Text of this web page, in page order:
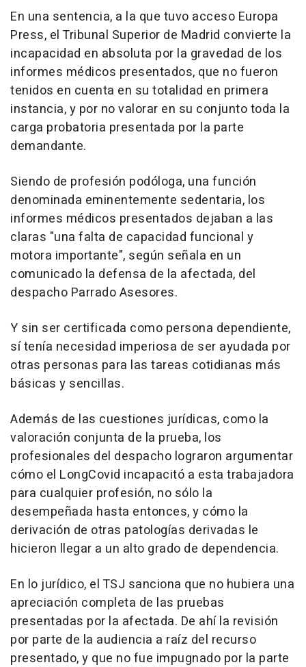
En una sentencia, a la que tuvo acceso Europa
Press, el Tribunal Superior de Madrid convierte la
incapacidad en absoluta por la gravedad de los
informes médicos presentados, que no fueron
tenidos en cuenta en su totalidad en primera
instancia, y por no valorar en su conjunto toda la
carga probatoria presentada por la parte
demandante.
Siendo de profesión podóloga, una función
denominada eminentemente sedentaria, los
informes médicos presentados dejaban a las
claras "una falta de capacidad funcional y
motora importante", según señala en un
comunicado la defensa de la afectada, del
despacho Parrado Asesores.
Y sin ser certificada como persona dependiente,
sí tenía necesidad imperiosa de ser ayudada por
otras personas para las tareas cotidianas más
básicas y sencillas.
Además de las cuestiones jurídicas, como la
valoración conjunta de la prueba, los
profesionales del despacho lograron argumentar
cómo el LongCovid incapacitó a esta trabajadora
para cualquier profesión, no sólo la
desempeñada hasta entonces, y cómo la
derivación de otras patologías derivadas le
hicieron llegar a un alto grado de dependencia.
En lo jurídico, el TSJ sanciona que no hubiera una
apreciación completa de las pruebas
presentadas por la afectada. De ahí la revisión
por parte de la audiencia a raíz del recurso
presentado, y que no fue impugnado por la parte